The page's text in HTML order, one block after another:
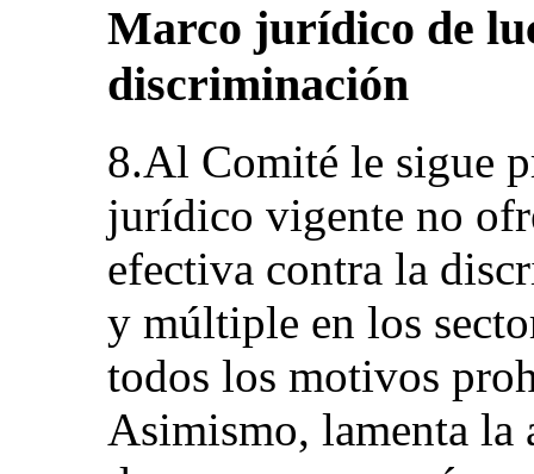
Marco jurídico de
discriminación
8.Al Comité le sigue
jurídico vigente no
efectiva contra la
y múltiple en los
todos los motivos
Asimismo, lamenta la